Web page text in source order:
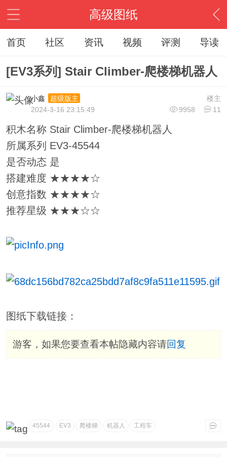
高级图纸
首页 社区 资讯 视频 评测 导读
[EV3系列] Stair Climber-爬楼梯机器人
楼主
小鑫
超级版主
9958
11
2024-3-16 23:15:49
积木名称 Stair Climber-爬楼梯机器人
所属系列 EV3-45544
是否动态 是
搭建难度 ★★★★☆
创意指数 ★★★★☆
推荐星级 ★★★☆☆
图纸下载链接：
游客，如果您要查看本帖隐藏内容请回复
45544 EV3 爬楼梯 机器人 工程车